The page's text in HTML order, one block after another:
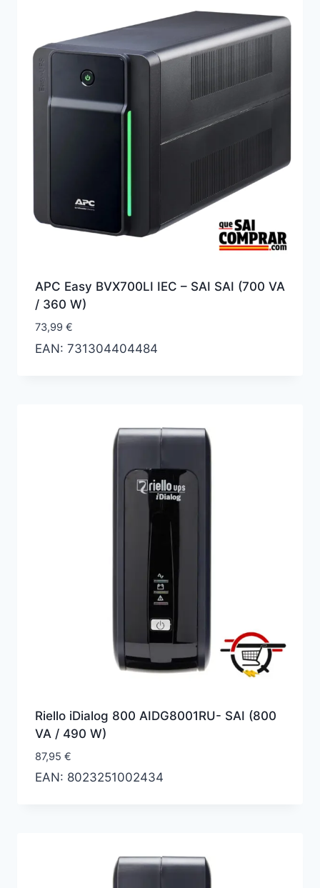
alto
APC Easy BVX700LI IEC – SAI SAI (700 VA
/ 360 W)
73,99 €
EAN: 731304404484
Riello iDialog 800 AIDG8001RU- SAI (800
VA / 490 W)
87,95 €
EAN: 8023251002434